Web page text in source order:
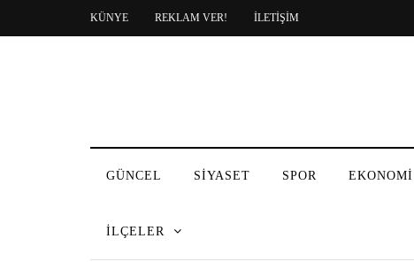
KÜNYE REKLAM VER! İLETİŞİM
GÜNCEL SİYASET SPOR EKONOMİ
İLÇELER